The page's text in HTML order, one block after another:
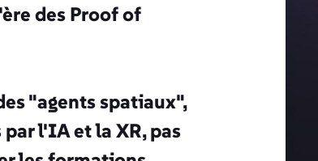
des Proof of
"agents spatiaux",
l'IA et la XR, pas